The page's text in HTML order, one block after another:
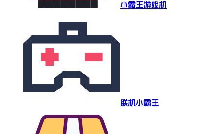
小霸王游戏机
联机小霸王